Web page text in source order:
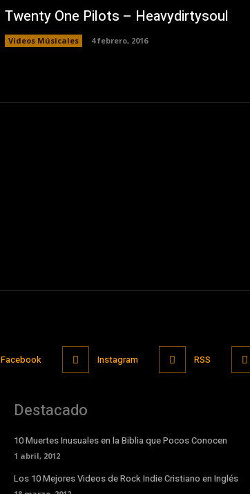
Twenty One Pilots – Heavydirtysoul
Videos Músicales 4 febrero, 2016
Facebook Instagram RSS
Destacado
10 Muertes Inusuales en la Biblia que Pocos Conocen
1 abril, 2012
Los 10 Mejores Videos de Rock Indie Cristiano en Inglés